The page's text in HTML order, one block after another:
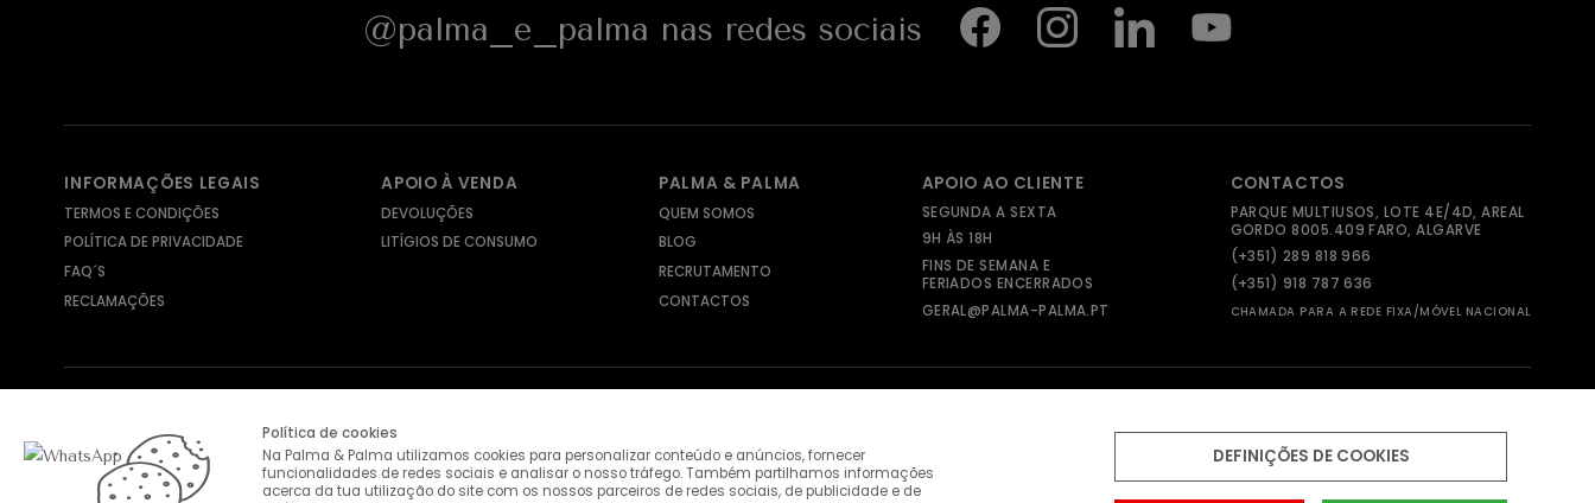
@palma_e_palma nas redes sociais
INFORMAÇÕES LEGAIS
TERMOS E CONDIÇÕES
POLÍTICA DE PRIVACIDADE
FAQ´S
RECLAMAÇÕES
APOIO À VENDA
DEVOLUÇÕES
LITÍGIOS DE CONSUMO
PALMA & PALMA
QUEM SOMOS
BLOG
RECRUTAMENTO
CONTACTOS
APOIO AO CLIENTE
SEGUNDA A SEXTA
9H ÀS 18H
FINS DE SEMANA E
FERIADOS ENCERRADOS
GERAL@PALMA-PALMA.PT
CONTACTOS
PARQUE MULTIUSOS, LOTE 4E/4D, AREAL
GORDO 8005.409 FARO, ALGARVE
(+351) 289 818 966
(+351) 918 787 636
CHAMADA PARA A REDE FIXA/MÓVEL NACIONAL
MÉTODOS DE PAGAMENTO
Política de cookies
Na Palma & Palma utilizamos cookies para personalizar conteúdo e anúncios, fornecer
funcionalidades de redes sociais e analisar o nosso tráfego. Também partilhamos informações
acerca da tua utilização do site com os nossos parceiros de redes sociais, de publicidade e de
DEFINIÇÕES DE COOKIES